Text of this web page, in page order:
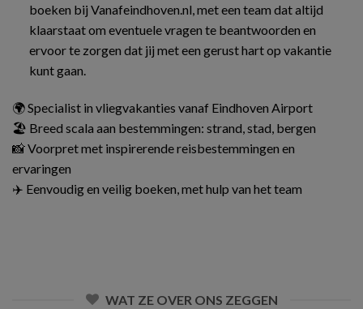
boeken bij Vanafeindhoven.nl, met een team dat altijd
klaarstaat om eventuele vragen te beantwoorden en
ervoor te zorgen dat jij met een gerust hart op vakantie
kunt gaan.
🌍 Specialist in vliegvakanties vanaf Eindhoven Airport
🏖️ Breed scala aan bestemmingen: strand, stad, bergen
📸 Voorpret met inspirerende reisbestemmingen en
ervaringen
✈️ Eenvoudig en veilig boeken, met hulp van het team
WAT ZE OVER ONS ZEGGEN